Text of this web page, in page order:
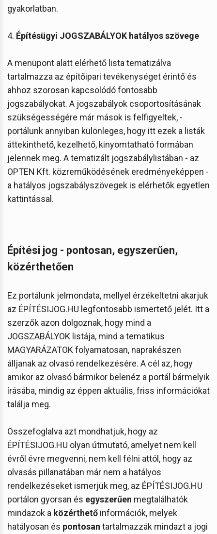
gyakorlatban.
4. Építésügyi JOGSZABÁLYOK hatályos szövege
A menüpont alatt elérhető lista tematizálva
tartalmazza az építőipari tevékenységet érintő és
ahhoz szorosan kapcsolódó fontosabb
jogszabályokat. A jogszabályok csoportosításának
szükségességére már mások is felfigyeltek, -
portálunk annyiban különleges, hogy itt ezek a listák
áttekinthető, kezelhető, kinyomtatható formában
jelennek meg. A tematizált jogszabálylistában - az
OPTEN Kft. közreműködésének eredményeképpen -
a hatályos jogszabályszövegek is elérhetők egyetlen
kattintással.
Építési jog - pontosan, egyszerűen,
közérthetően
Ez portálunk jelmondata, mellyel érzékeltetni akarjuk
az ÉPÍTÉSIJOG.HU legfontosabb ismertető jelét. Itt a
szerzők azon dolgoznak, hogy mind a
JOGSZABÁLYOK listája, mind a tematikus
MAGYARÁZATOK folyamatosan, naprakészen
álljanak az olvasó rendelkezésére. A cél az, hogy
amikor az olvasó bármikor belenéz a portál bármelyik
írásába, mindig az éppen aktuális, friss információkat
találja meg.
Összefoglalva azt mondhatjuk, hogy az
ÉPÍTÉSIJOG.HU olyan útmutató, amelyet nem kell
évről évre megvenni, nem kell félni attól, hogy az
olvasás pillanatában már nem a hatályos
rendelkezéseket ismerjük meg, az ÉPÍTÉSIJOG.HU
portálon gyorsan és egyszerűen megtalálhatók
mindazok a közérthető információk, melyek
hatályosan és pontosan tartalmazzák mindazt a jogi